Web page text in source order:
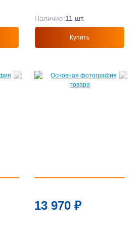
Наличие:11 шт.
Купить
13 970 ₽